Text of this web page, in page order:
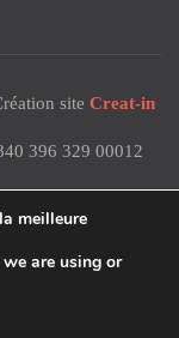
site Creat-in
396 329 00012
meilleure
are using or